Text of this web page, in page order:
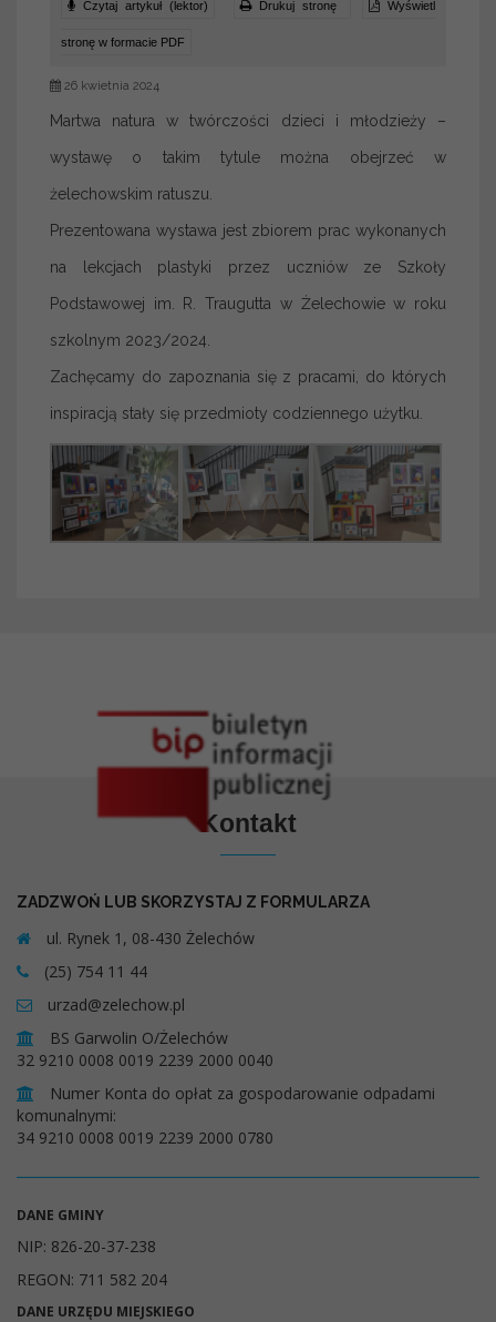
Czytaj artykuł (lektor) Drukuj stronę Wyświetl
stronę w formacie PDF
26 kwietnia 2024
Martwa natura w twórczości dzieci i młodzieży –
wystawę o takim tytule można obejrzeć w
żelechowskim ratuszu.
Prezentowana wystawa jest zbiorem prac wykonanych
na lekcjach plastyki przez uczniów ze Szkoły
Podstawowej im. R. Traugutta w Żelechowie w roku
szkolnym 2023/2024.
Zachęcamy do zapoznania się z pracami, do których
inspiracją stały się przedmioty codziennego użytku.
Kontakt
ZADZWOŃ LUB SKORZYSTAJ Z FORMULARZA
ul. Rynek 1, 08-430 Żelechów
(25) 754 11 44
urzad@zelechow.pl
BS Garwolin O/Żelechów
32 9210 0008 0019 2239 2000 0040
Numer Konta do opłat za gospodarowanie odpadami
komunalnymi:
34 9210 0008 0019 2239 2000 0780
DANE GMINY
NIP: 826-20-37-238
REGON: 711 582 204
DANE URZĘDU MIEJSKIEGO